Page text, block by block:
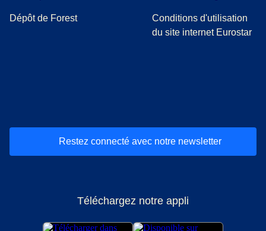
Dépôt de Forest
Conditions d'utilisation
du site internet Eurostar
Restez connecté avec notre newsletter
Téléchargez notre appli